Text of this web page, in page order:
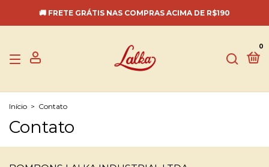
🚚 FRETE GRÁTIS NAS COMPRAS ACIMA DE R$190
0
Início > Contato
Contato